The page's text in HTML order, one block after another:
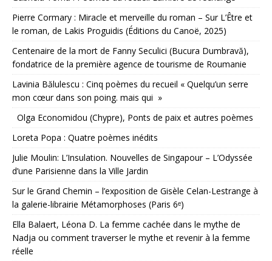
Pierre Cormary : Miracle et merveille du roman – Sur L’Être et
le roman, de Lakis Proguidis (Éditions du Canoë, 2025)
Centenaire de la mort de Fanny Seculici (Bucura Dumbravă),
fondatrice de la première agence de tourisme de Roumanie
Lavinia Bălulescu : Cinq poèmes du recueil « Quelqu’un serre
mon cœur dans son poing. mais qui »
Olga Economidou (Chypre), Ponts de paix et autres poèmes
Loreta Popa : Quatre poèmes inédits
Julie Moulin: L’Insulation. Nouvelles de Singapour – L’Odyssée
d’une Parisienne dans la Ville Jardin
Sur le Grand Chemin – l’exposition de Gisèle Celan-Lestrange à
la galerie-librairie Métamorphoses (Paris 6ᵉ)
Ella Balaert, Léona D. La femme cachée dans le mythe de
Nadja ou comment traverser le mythe et revenir à la femme
réelle